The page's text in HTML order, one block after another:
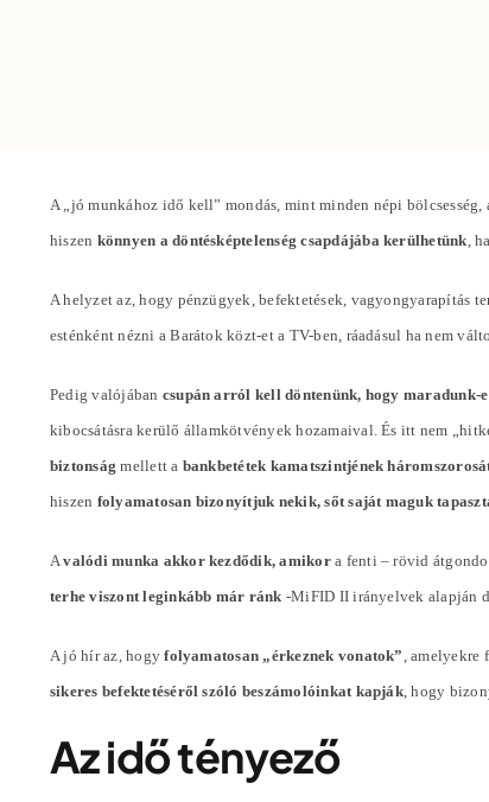
A „jó munkához idő kell” mondás, mint minden népi
hiszen könnyen a döntésképtelenség csapdájába kerülhetünk ,
A helyzet az, hogy pénzügyek, befektetések, vagyongyarapítás
esténként nézni a Barátok közt-et a TV-ben, ráadásul ha nem
Pedig valójában csupán arról kell döntenünk, hogy maradunk-e
kibocsátásra kerülő államkötvények hozamaival. És itt nem
biztonság mellett a bankbetétek kamatszintjének
hiszen folyamatosan bizonyítjuk nekik, sőt saját maguk
Avalódi munka akkor kezdődik, amikora fenti – rövid
terhe viszont leginkább már ránk -MiFID II irányelvek alapján
A jó hír az, hogyfolyamatosan „érkeznek vonatok” ,
sikeres befektetéséről szóló beszámolóinkat kapják, hogy
Az idő tényező